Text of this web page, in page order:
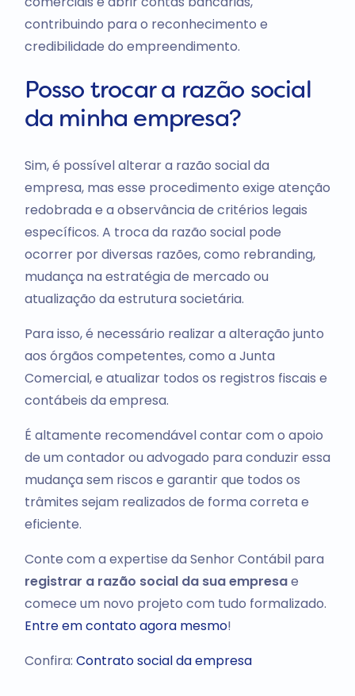
contribuindo para o reconhecimento e
credibilidade do empreendimento.
Posso trocar a razão social
da minha empresa?
Sim, é possível alterar a razão social da
empresa, mas esse procedimento exige atenção
redobrada e a observância de critérios legais
específicos. A troca da razão social pode
ocorrer por diversas razões, como rebranding,
mudança na estratégia de mercado ou
atualização da estrutura societária.
Para isso, é necessário realizar a alteração junto
aos órgãos competentes, como a Junta
Comercial, e atualizar todos os registros fiscais e
contábeis da empresa.
É altamente recomendável contar com o apoio
de um contador ou advogado para conduzir essa
mudança sem riscos e garantir que todos os
trâmites sejam realizados de forma correta e
eficiente.
Conte com a expertise da Senhor Contábil para
registrar a razão social da sua empresae
comece um novo projeto com tudo formalizado.
Entre em contato agora mesmo!
Confira: Contrato social da empresa